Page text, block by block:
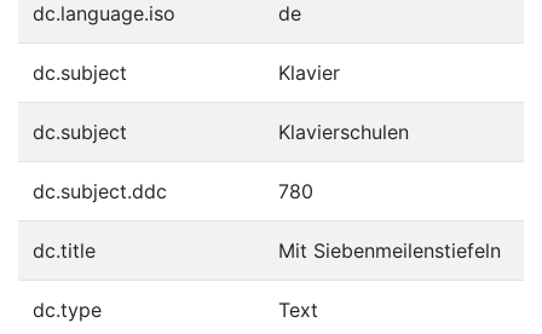
dc.language.iso de
dc.subject Klavier
dc.subject Klavierschulen
dc.subject.ddc 780
dc.title Mit Siebenmeilenstiefeln
dc.type Text